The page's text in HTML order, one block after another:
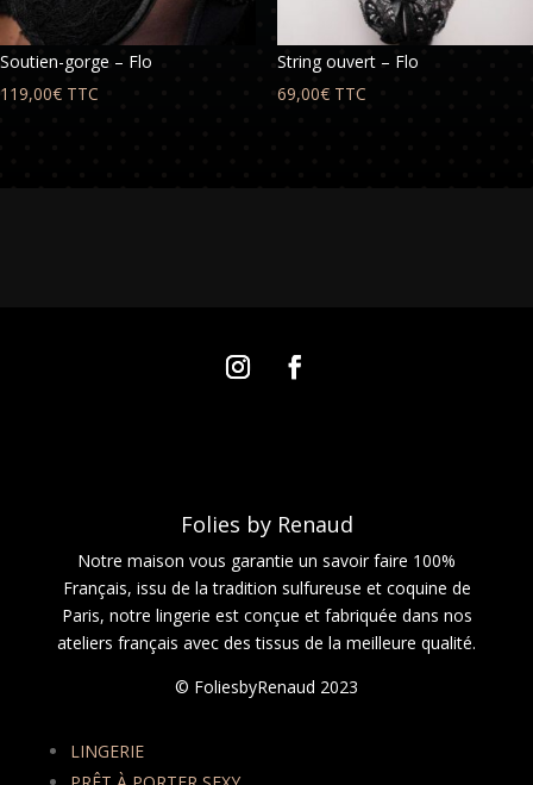
Soutien-gorge – Flo
119,00€ TTC
String ouvert – Flo
69,00€ TTC
Folies by Renaud
Notre maison vous garantie un savoir faire 100%
Français, issu de la tradition sulfureuse et coquine de
Paris, notre lingerie est conçue et fabriquée dans nos
ateliers français avec des tissus de la meilleure qualité.
© FoliesbyRenaud 2023
LINGERIE